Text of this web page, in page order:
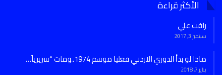
الأكثر قراءة
رافت علي
سبتمبر 3, 2017
ماذا لو بدأ الدوري الاردني فعليا موسم 1974..ومات “سريرياً…
يناير 7, 2018